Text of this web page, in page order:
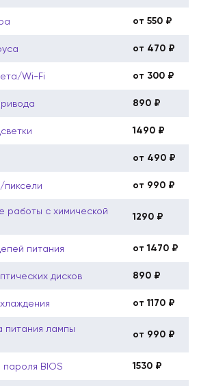
от 550 ₽
от 470 ₽
Wi-Fi от 300 ₽
890 ₽
1490 ₽
от 490 ₽
от 990 ₽
работы с химической
1290 ₽
питания от 1470 ₽
дисков 890 ₽
от 1170 ₽
питания лампы
от 990 ₽
BIOS 1530 ₽